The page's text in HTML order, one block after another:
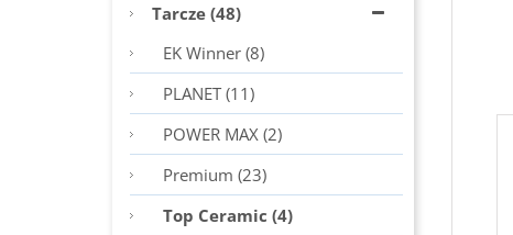
Tarcze (48)
EK Winner (8)
PLANET (11)
POWER MAX (2)
Premium (23)
Top Ceramic (4)